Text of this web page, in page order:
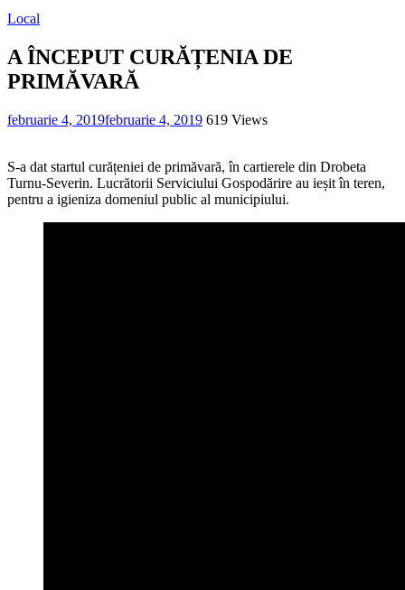
Local
A ÎNCEPUT CURĂȚENIA DE
PRIMĂVARĂ
februarie 4, 2019februarie 4, 2019 619 Views
S-a dat startul curățeniei de primăvară, în cartierele din Drobeta
Turnu-Severin. Lucrătorii Serviciului Gospodărire au ieșit în teren,
pentru a igieniza domeniul public al municipiului.